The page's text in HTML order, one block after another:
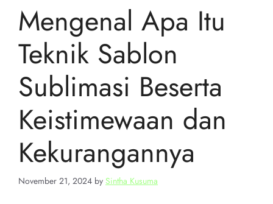
Mengenal Apa Itu
Teknik Sablon
Sublimasi Beserta
Keistimewaan dan
Kekurangannya
November 21, 2024 by Sintha Kusuma